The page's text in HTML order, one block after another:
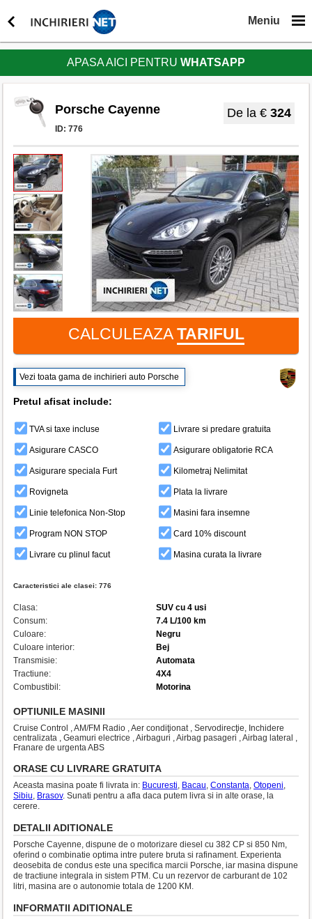
Meniu
APASA AICI PENTRUWHATSAPP
Porsche Cayenne
ID: 776
De la € 324
Caracteristici ale clasei: 776
Clasa:
SUV cu 4 usi
Consum:
7.4 L/100 km
Culoare:
Negru
Culoare interior:
Bej
Transmisie:
Automata
Tractiune:
4X4
Combustibil:
Motorina
OPTIUNILE MASINII
Cruise Control , AM/FM Radio , Aer condiţionat , Servodirecţie, Inchidere
centralizata , Geamuri electrice , Airbaguri , Airbag pasageri , Airbag lateral ,
Franare de urgenta ABS
ORASE CU LIVRARE GRATUITA
Aceasta masina poate fi livrata in: Bucuresti, Bacau, Constanta, Otopeni,
Sibiu, Brasov. Sunati pentru a afla daca putem livra si in alte orase, la
cerere.
DETALII ADITIONALE
Porsche Cayenne, dispune de o motorizare diesel cu 382 CP si 850 Nm,
oferind o combinatie optima intre putere bruta si rafinament. Experienta
deosebita de condus este una specifica marcii Porsche, iar masina dispune
de tractiune integrala in sistem PTM. Cu un rezervor de carburant de 102
litri, masina are o autonomie totala de 1200 KM.
INFORMATII ADITIONALE
CALCULEAZATARIFUL
Vezi toata gama de inchirieri auto Porsche
Pretul afisat include:
TVA si taxe incluse Livrare si predare gratuita
Asigurare CASCO Asigurare obligatorie RCA
Asigurare speciala Furt Kilometraj Nelimitat
Rovigneta Plata la livrare
Linie telefonica Non-Stop Masini fara insemne
Program NON STOP Card 10% discount
Livrare cu plinul facut Masina curata la livrare